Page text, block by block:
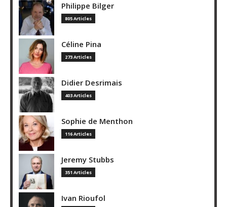
Philippe Bilger
805 Articles
Céline Pina
273 Articles
Didier Desrimais
403 Articles
Sophie de Menthon
116 Articles
Jeremy Stubbs
351 Articles
Ivan Rioufol